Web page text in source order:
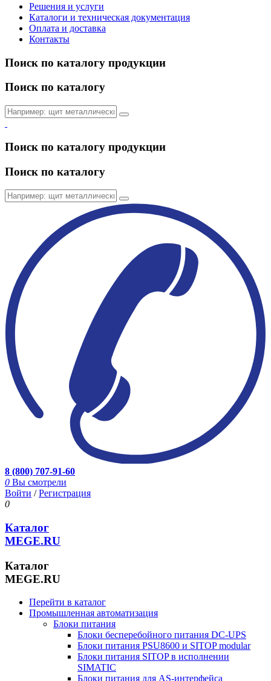
Решения и услуги
Каталоги и техническая документация
Оплата и доставка
Контакты
Поиск по каталогу продукции
Поиск по каталогу
Поиск по каталогу продукции
Поиск по каталогу
8 (800) 707-91-60
0 Вы смотрели
Войти /Регистрация
0
Каталог
MEGE.RU
Каталог
MEGE.RU
Перейти в каталог
Промышленная автоматизация
Блоки питания
Блоки бесперебойного питания DC-UPS
Блоки питания PSU8600 и SITOP modular
Блоки питания SITOP в исполнении
SIMATIC
Блоки питания для AS-интерфейса